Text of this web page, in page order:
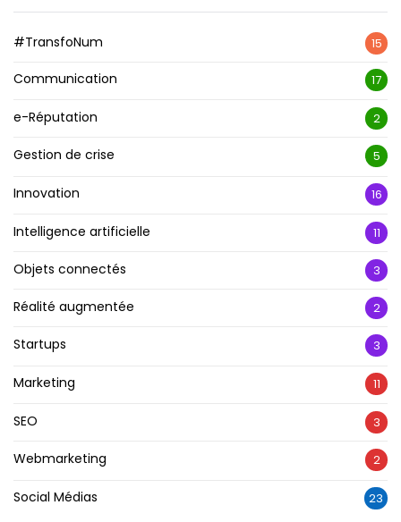
#TransfoNum 15
Communication 17
e-Réputation 2
Gestion de crise 5
Innovation 16
Intelligence artificielle 11
Objets connectés 3
Réalité augmentée 2
Startups 3
Marketing 11
SEO 3
Webmarketing 2
Social Médias 23